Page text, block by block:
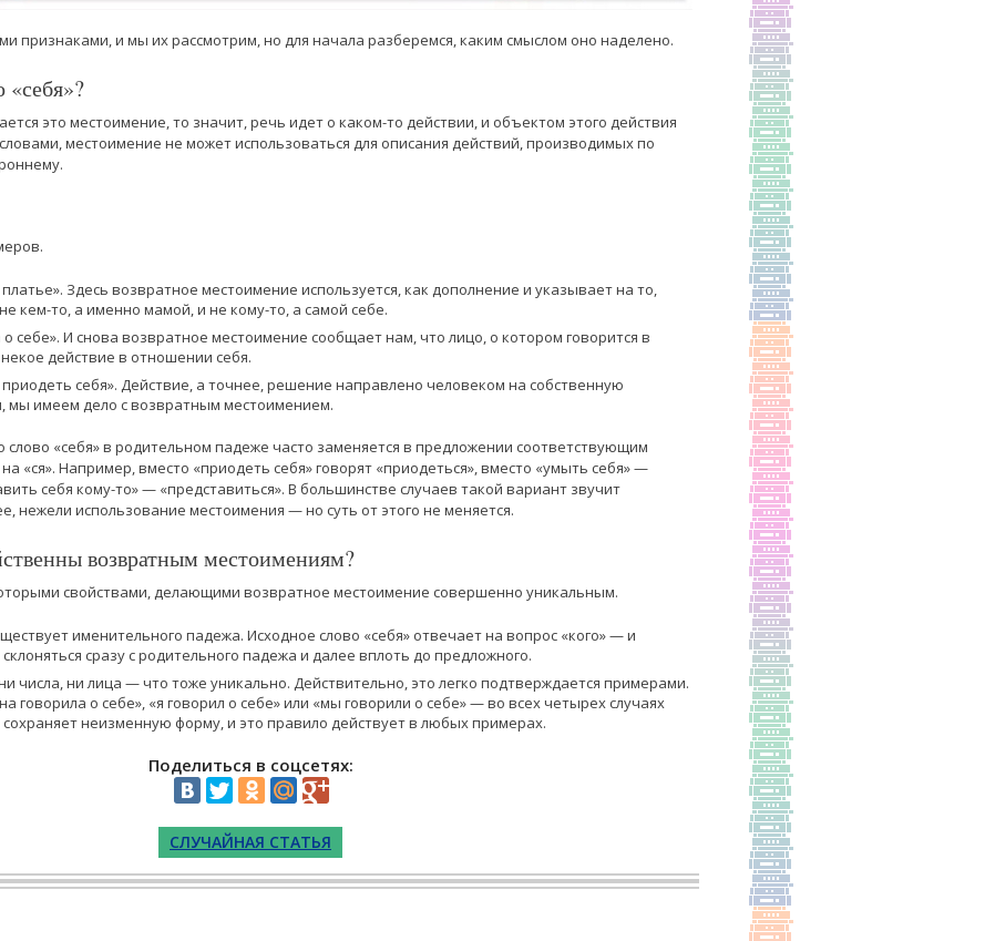
признаками, и мы их рассмотрим, но для начала разберемся, каким смыслом оно наделено.
«себя»?
это местоимение, то значит, речь идет о каком-то действии, и объектом этого действия
местоимение не может использоваться для описания действий, производимых по
Здесь возвратное местоимение используется, как дополнение и указывает на то,
кем-то, а именно мамой, и не кому-то, а самой себе.
о себе». И снова возвратное местоимение сообщает нам, что лицо, о котором говорится в
действие в отношении себя.
себя». Действие, а точнее, решение направлено человеком на собственную
мы имеем дело с возвратным местоимением.
слово «себя» в родительном падеже часто заменяется в предложении соответствующим
«ся». Например, вместо «приодеть себя» говорят «приодеться», вместо «умыть себя» —
себя кому-то» — «представиться». В большинстве случаев такой вариант звучит
нежели использование местоимения — но суть от этого не меняется.
возвратным местоимениям?
свойствами, делающими возвратное местоимение совершенно уникальным.
именительного падежа. Исходное слово «себя» отвечает на вопрос «кого» — и
сразу с родительного падежа и далее вплоть до предложного.
числа, ни лица — что тоже уникально. Действительно, это легко подтверждается примерами.
говорила о себе», «я говорил о себе» или «мы говорили о себе» — во всех четырех случаях
неизменную форму, и это правило действует в любых примерах.
Поделиться в соцсетях:
СЛУЧАЙНАЯ СТАТЬЯ